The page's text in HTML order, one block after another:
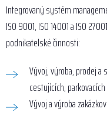
Integrovaný systém
ISO 9001, ISO 14001 a ISO
podnikatelské činnosti:
Vývoj, výroba, prodej
cestujících,
Vývoj a výroba